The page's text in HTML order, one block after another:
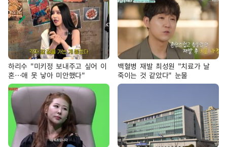
하리수 "미키정 보내주고 싶어 이
혼…애 못 낳아 미안했다"
백혈병 재발 최성원 "치료가 날
죽이는 것 같았다" 눈물